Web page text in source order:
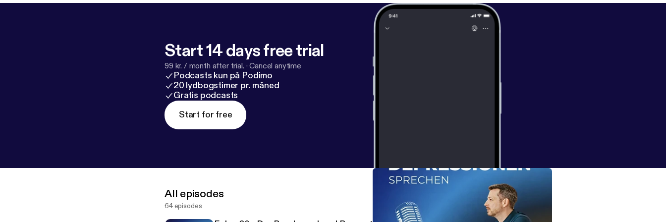
Übersicht mit Telefonnummern und Kontaktadressen herunter:
https://nicolasdoster.d
Start 14 days free trial
99 kr. / month after trial. ·Cancel anytime
Podcasts kun på Podimo
20 lydbogstimer pr. måned
Gratis podcasts
Start for free
All episodes
64 episodes